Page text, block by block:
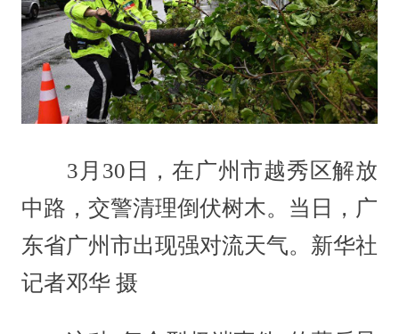
3月30日，在广州市越秀区解放
中路，交警清理倒伏树木。当日，广
东省广州市出现强对流天气。新华社
记者邓华 摄